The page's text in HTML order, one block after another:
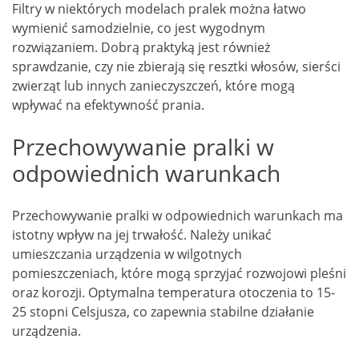
Filtry w niektórych modelach pralek można łatwo
wymienić samodzielnie, co jest wygodnym
rozwiązaniem. Dobrą praktyką jest również
sprawdzanie, czy nie zbierają się resztki włosów, sierści
zwierząt lub innych zanieczyszczeń, które mogą
wpływać na efektywność prania.
Przechowywanie pralki w
odpowiednich warunkach
Przechowywanie pralki w odpowiednich warunkach ma
istotny wpływ na jej trwałość. Należy unikać
umieszczania urządzenia w wilgotnych
pomieszczeniach, które mogą sprzyjać rozwojowi pleśni
oraz korozji. Optymalna temperatura otoczenia to 15-
25 stopni Celsjusza, co zapewnia stabilne działanie
urządzenia.